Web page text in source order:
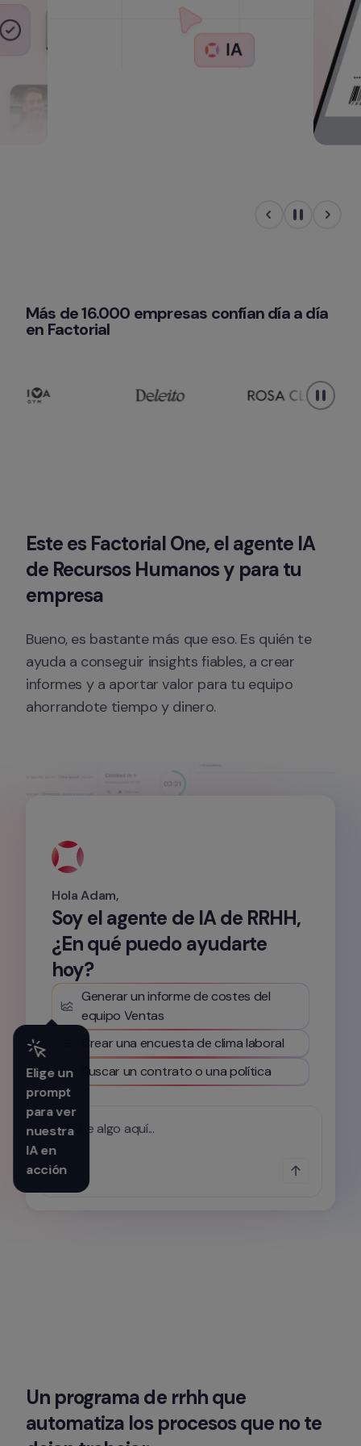
Más de 16.000 empresas confían día a día
en Factorial
Este es Factorial One, el agente IA
de Recursos Humanos y para tu
empresa
Bueno, es bastante más que eso. Es quién te
ayuda a conseguir insights fiables, a crear
informes y a aportar valor para tu equipo
ahorrandote tiempo y dinero.
Hola Adam,
Soy el agente de IA de RRHH,
¿En qué puedo ayudarte
hoy?
Elige un
prompt
para ver
nuestra
IA en
acción
Generar un informe de costes del
equipo Ventas
Crear una encuesta de clima laboral
Buscar un contrato o una política
Escribe algo aquí...
Un programa de rrhh que
automatiza los procesos que no te